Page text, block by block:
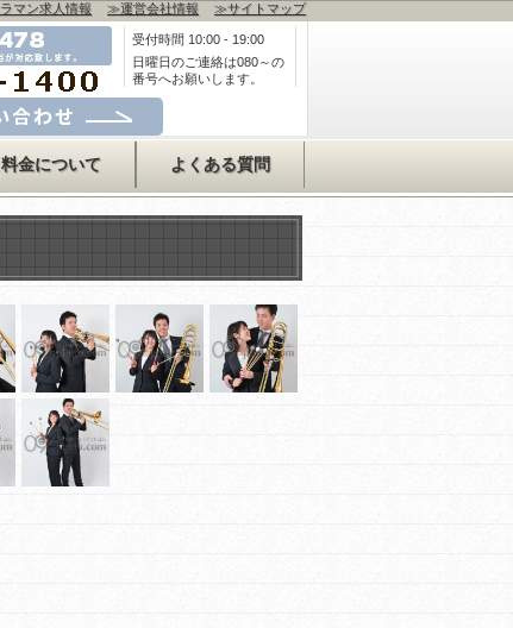
受付時間 10:00 - 19:00
日曜日のご連絡は080～の
番号へお願いします。
せはコチラ
マン求人情報 ≫運営会社情報 ≫サイトマップ
料金について よくある質問